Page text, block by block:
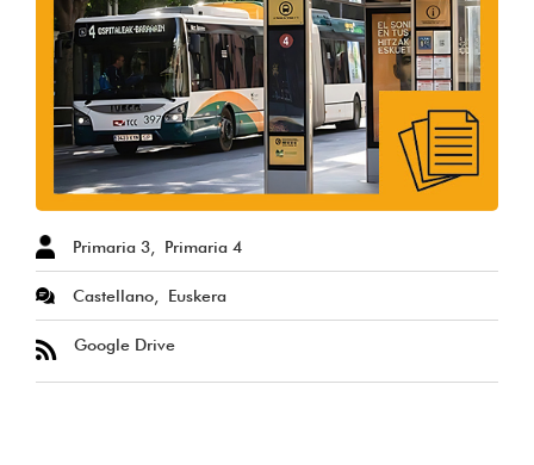
Primaria 3 Primaria 4
Castellano Euskera
Google Drive